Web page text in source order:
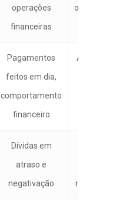
operações
financeiras
Pagamentos
feitos em dia,
comportamento
financeiro
Aumenta
Dívidas em
atraso e
negativação
reduz